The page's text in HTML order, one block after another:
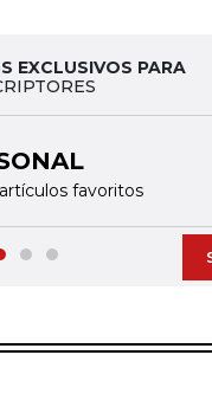
EXCLUSIVOS PARA
favoritos